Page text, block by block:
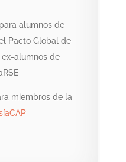
alumnos de
Pacto Global de
alumnos de
miembros de la